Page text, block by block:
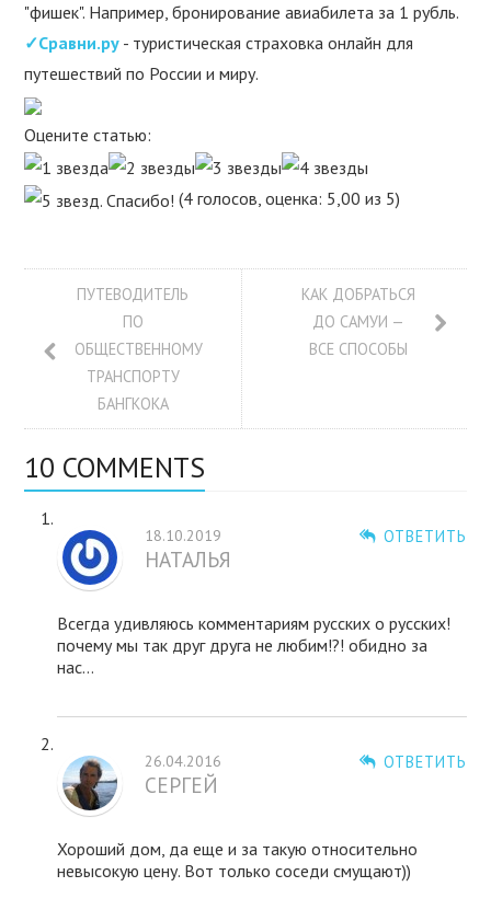
"фишек". Например, бронирование авиабилета за 1 рубль.
✓Сравни.ру - туристическая страховка онлайн для
путешествий по России и миру.
Оцените статью:
(4 голосов, оценка: 5,00 из 5)
ПУТЕВОДИТЕЛЬ
ПО
ОБЩЕСТВЕННОМУ
ТРАНСПОРТУ
БАНГКОКА
КАК ДОБРАТЬСЯ
ДО САМУИ —
ВСЕ СПОСОБЫ
10 COMMENTS
ОТВЕТИТЬ
18.10.2019
НАТАЛЬЯ
Всегда удивляюсь комментариям русских о русских!
почему мы так друг друга не любим!?! обидно за
нас…
ОТВЕТИТЬ
26.04.2016
СЕРГЕЙ
Хороший дом, да еще и за такую относительно
невысокую цену. Вот только соседи смущают))